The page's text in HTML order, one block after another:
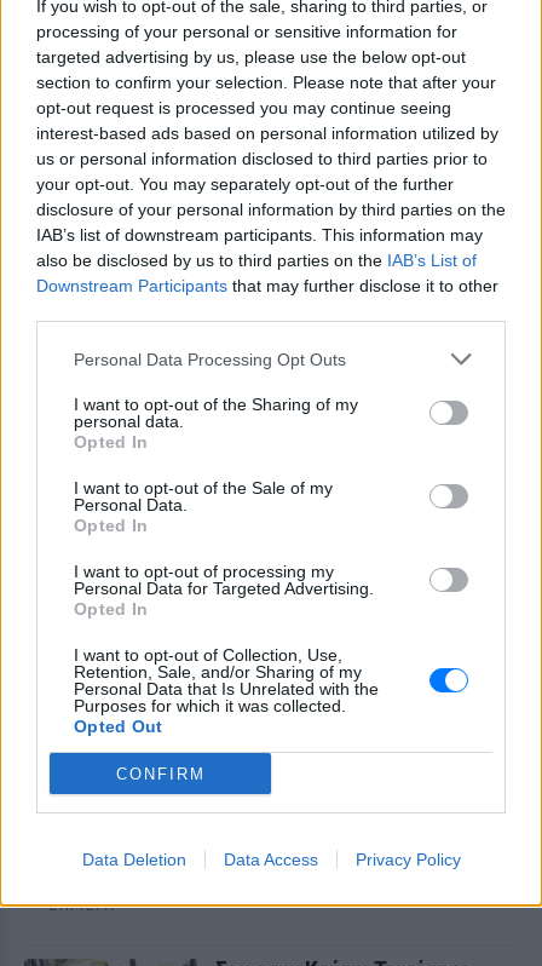
If you wish to opt-out of the sale, sharing to third parties, or
processing of your personal or sensitive information for
targeted advertising by us, please use the below opt-out
section to confirm your selection. Please note that after your
opt-out request is processed you may continue seeing
interest-based ads based on personal information utilized by
us or personal information disclosed to third parties prior to
your opt-out. You may separately opt-out of the further
disclosure of your personal information by third parties on the
IAB’s list of downstream participants. This information may
also be disclosed by us to third parties on the IAB’s List of
Downstream Participants that may further disclose it to other
Personal Data Processing Opt Outs
I want to opt-out of the Sharing of my
personal data.
Opted In
I want to opt-out of the Sale of my
Personal Data.
Opted In
I want to opt-out of processing my
Personal Data for Targeted Advertising.
Opted In
I want to opt-out of Collection, Use,
Retention, Sale, and/or Sharing of my
Personal Data that Is Unrelated with the
Purposes for which it was collected.
Opted Out
CONFIRM
Data Deletion Data Access Privacy Policy
Σαρωτικοί έλεγχοι στις
παραλίες με drones – Ποιες
περιοχές είχαν τις
περισσότερες παραβάσεις
ΣΉΜΕΡΑ
Οι έλεγχοι στις παραλίες συνεχίζονται με
drones, ψηφιακά εργαλεία και
καταγγελίες πολιτών, καθώς οι
Κτηματικές Υπηρεσίες εντείνουν τις
αυτοψίες σε όλη τη χώρα
Φωτιά στο Ρέθυμνο: Οι
τέσσερις «ήρωες της
θάλασσας» που με τα σκάφη
τους έσωσαν πάνω από 100
ανθρώπους
ιδιωτών στη μεγάλη επιχείρηση
απομάκρυνσης πολιτών και επισκεπτών
από τον Αγιο Παύλο και την Πρέβελη, την
Το φοβερό βίντεο της Αρσεναλ από την νέα
εντυπωσιακή ασίστ του Χρήστου Τζόλη, δείτε
βίντεο
Η εκτέλεση κόρνερ του 24χρονου winger ήταν πραγματικά
εκπληκτική, με πολλά φάλτσα και δύσκολη για έλεγχο από
ΣΉΜΕΡΑ